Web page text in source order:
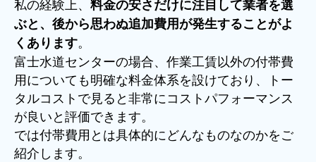
料金の安さだけに注目して業者を選
ぶと、後から思わぬ追加費用が発生することがよ
くあります。
富士水道センターの場合、作業工賃以外の付帯費
用についても明確な料金体系を設けており、トー
タルコストで見ると非常にコストパフォーマンス
が良いと評価できます。
では付帯費用とは具体的にどんなものなのかをご
紹介します。